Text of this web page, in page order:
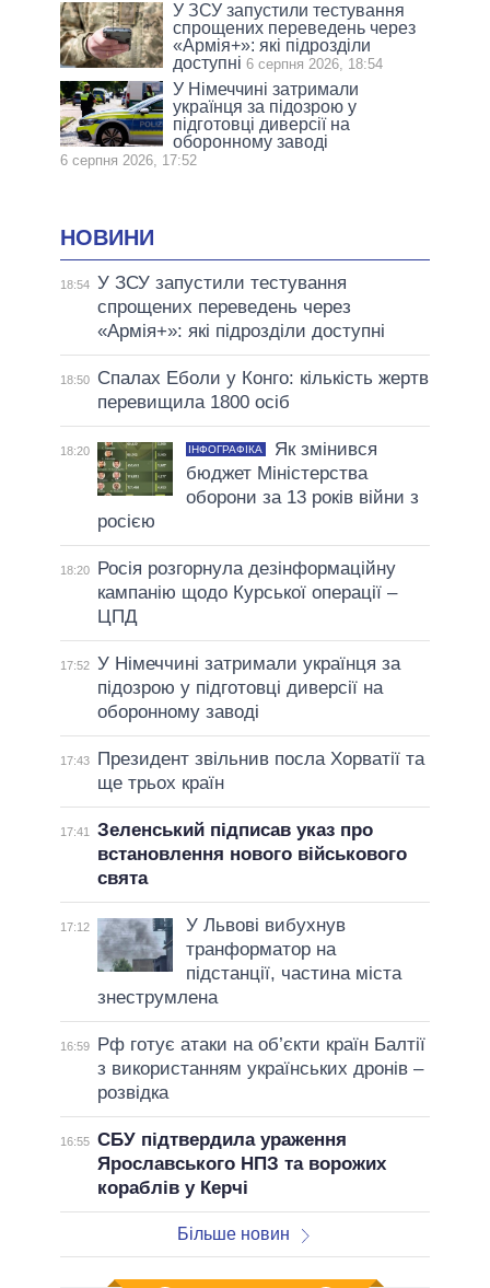
У ЗСУ запустили тестування
спрощених переведень через
«Армія+»: які підрозділи
доступні 6 серпня 2026, 18:54
У Німеччині затримали
українця за підозрою у
підготовці диверсії на
оборонному заводі
6 серпня 2026, 17:52
НОВИНИ
18:54 У ЗСУ запустили тестування
спрощених переведень через
«Армія+»: які підрозділи доступні
18:50
Спалах Еболи у Конго: кількість жертв
перевищила 1800 осіб
18:20 ІНФОГРАФІКА
Як змінився
бюджет Міністерства
оборони за 13 років війни з
росією
18:20
Росія розгорнула дезінформаційну
кампанію щодо Курської операції –
ЦПД
17:52 У Німеччині затримали українця за
підозрою у підготовці диверсії на
оборонному заводі
17:43
Президент звільнив посла Хорватії та
ще трьох країн
17:41
Зеленський підписав указ про
встановлення нового військового
свята
17:12
У Львові вибухнув
транформатор на
підстанції, частина міста
знеструмлена
16:59
Рф готує атаки на об’єкти країн Балтії
з використанням українських дронів –
розвідка
16:55 СБУ підтвердила ураження
Ярославського НПЗ та ворожих
кораблів у Керчі
Більше новин